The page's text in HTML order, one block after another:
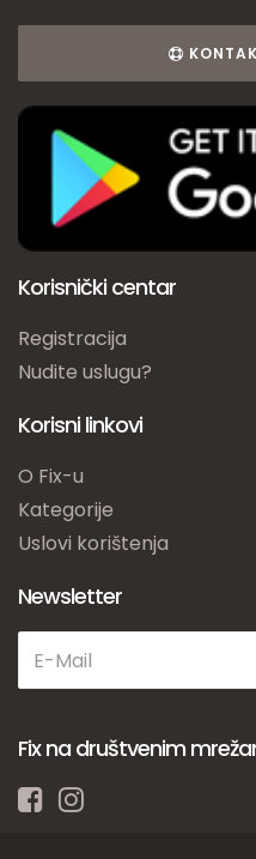
Korisnički centar
Registracija
Nudite uslugu?
Korisni linkovi
O Fix-u
Kategorije
Uslovi korištenja
Newsletter
Fix na društvenim